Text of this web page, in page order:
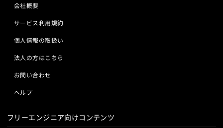
会社概要
サービス利用規約
個人情報の取扱い
法人の方はこちら
お問い合わせ
ヘルプ
フリーエンジニア向けコンテンツ